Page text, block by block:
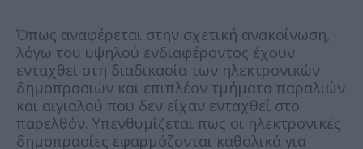
Όπως αναφέρεται στην σχετική ανακοίνωση,
λόγω του υψηλού ενδιαφέροντος έχουν
ενταχθεί στη διαδικασία των ηλεκτρονικών
δημοπρασιών και επιπλέον τμήματα παραλιών
και αιγιαλού που δεν είχαν ενταχθεί στο
παρελθόν. Υπενθυμίζεται πως οι ηλεκτρονικές
δημοπρασίες εφαρμόζονται καθολικά για